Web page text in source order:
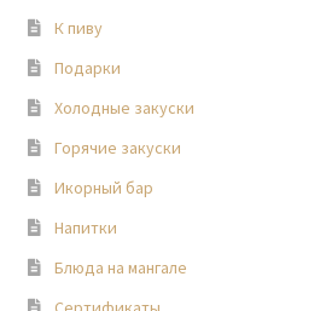
К пиву
Подарки
Холодные закуски
Горячие закуски
Икорный бар
Напитки
Блюда на мангале